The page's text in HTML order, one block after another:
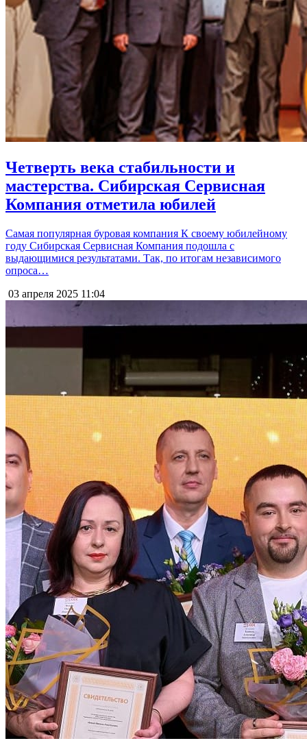
Четверть века стабильности и
мастерства. Сибирская Сервисная
Компания отметила юбилей
Самая популярная буровая компания К своему юбилейному
году Сибирская Сервисная Компания подошла с
выдающимися результатами. Так, по итогам независимого
опроса…
03 апреля 2025 11:04